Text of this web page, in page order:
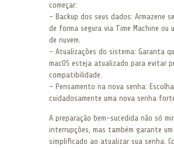
começar:
– Backup dos seus dados: Armazene
de forma segura via Time Machine ou
de nuvem.
– Atualizações do sistema: Garanta
macOS esteja atualizado para evitar
compatibilidade.
– Pensamento na nova senha: Escolha
cuidadosamente uma nova senha
A preparação bem-sucedida não só
interrupções, mas também garante
simplificado ao atualizar sua senha.